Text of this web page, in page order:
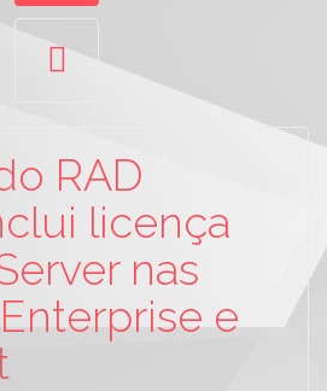
RAD
licença
nas
e